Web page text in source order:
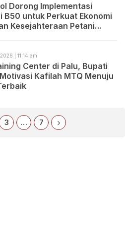
Dorong Implementasi
B50 untuk Perkuat Ekonomi
Kesejahteraan Petani
| 11:14 am
Center di Palu, Bupati
Kafilah MTQ Menuju
3 … 7